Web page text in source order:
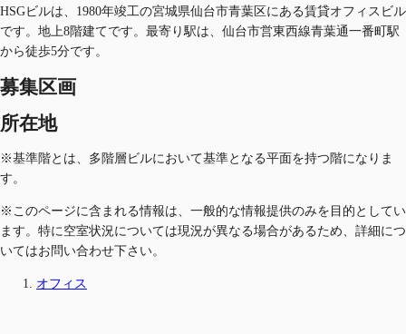
HSGビルは、1980年竣工の宮城県仙台市青葉区にある賃貸オフィスビル
です。地上8階建てです。最寄り駅は、仙台市営東西線青葉通一番町駅
から徒歩5分です。
募集区画
所在地
※基準階とは、多階層ビルにおいて基準となる平面を持つ階になりま
す。
※このページに含まれる情報は、一般的な情報提供のみを目的としてい
ます。特に空室状況については現況が異なる場合があるため、詳細につ
いてはお問い合わせ下さい。
オフィス